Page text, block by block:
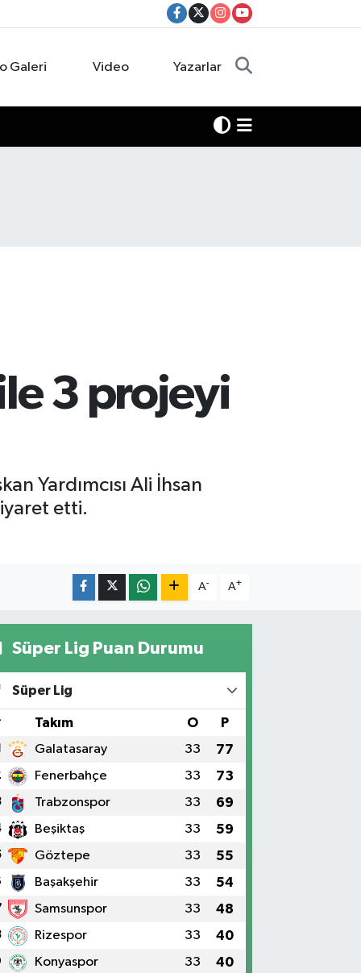
Galeri Video Yazarlar
3 projeyi
Yardımcısı Ali İhsan
etti.
A- A+
Süper Lig Puan Durumu
Süper Lig
Takım O P
Galatasaray 33 77
Fenerbahçe 33 73
Trabzonspor 33 69
Beşiktaş 33 59
Göztepe 33 55
Başakşehir 33 54
Samsunspor 33 48
Rizespor 33 40
Konyaspor 33 40